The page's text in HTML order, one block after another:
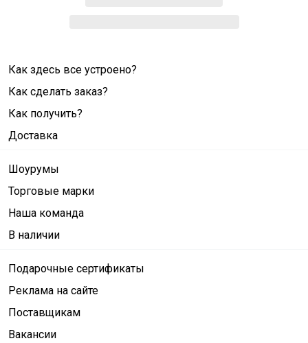
Как здесь все устроено?
Как сделать заказ?
Как получить?
Доставка
Шоурумы
Торговые марки
Наша команда
В наличии
Подарочные сертификаты
Реклама на сайте
Поставщикам
Вакансии